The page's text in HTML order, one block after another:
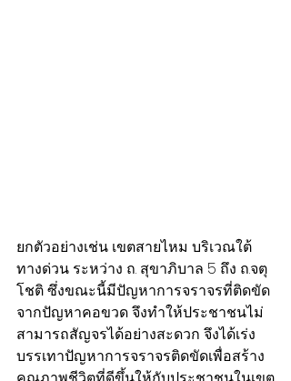
ยกตัวอย่างเช่น เขตสายไหม บริเวณใต้
ทางด่วน ระหว่าง ถ. สุขาภิบาล 5 ถึง ถ.จตุ
โชติ ซึ่งขณะนี้มีปัญหาการจราจรที่ติดขัด
จากปัญหาคอขวด จึงทำให้ประชาชนไม่
สามารถสัญจรได้อย่างสะดวก จึงได้เร่ง
บรรเทาปัญหาการจราจรติดขัดเพื่อสร้าง